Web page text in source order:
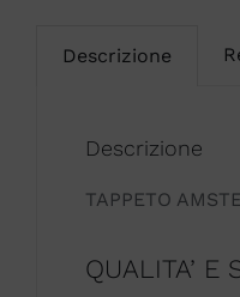
Descrizione
Descrizione
TAPPETO
QUALITA’ E